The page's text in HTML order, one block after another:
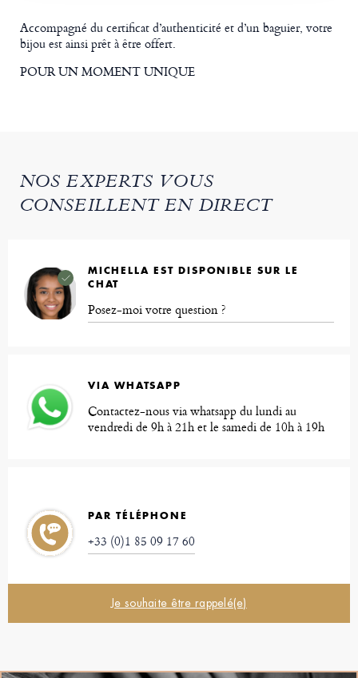
Accompagné du certificat d’authenticité et d’un baguier, votre
bijou est ainsi prêt à être offert.
POUR UN MOMENT UNIQUE
NOS EXPERTS VOUS
CONSEILLENT EN DIRECT
MICHELLA EST DISPONIBLE SUR LE
CHAT
Posez-moi votre question ?
VIA WHATSAPP
Contactez-nous via whatsapp du lundi au
vendredi de 9h à 21h et le samedi de 10h à 19h
PAR TÉLÉPHONE
+33 (0)1 85 09 17 60
Je souhaite être rappelé(e)